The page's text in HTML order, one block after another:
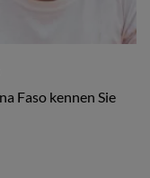
Faso kennen Sie